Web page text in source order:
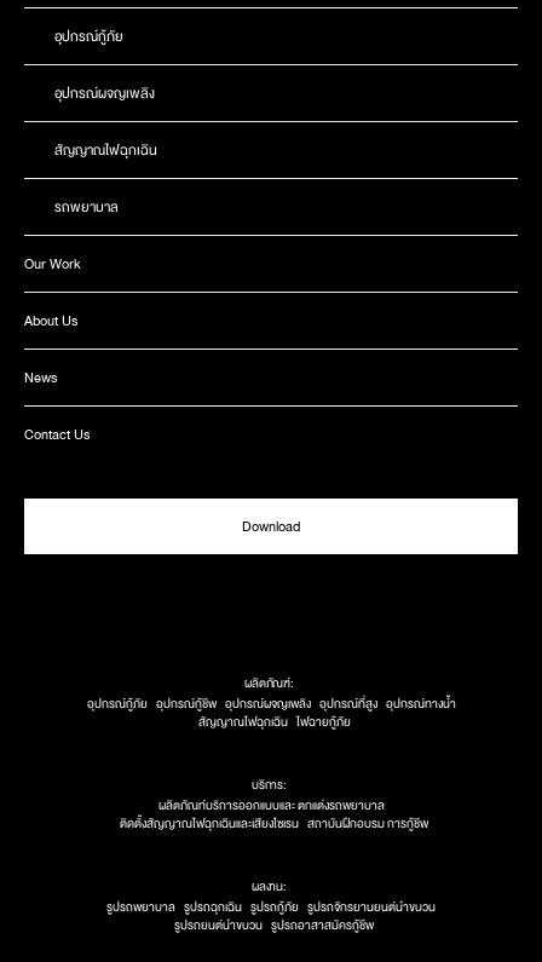
อุปกรณ์กู้ภัย
อุปกรณ์ผจญเพลิง
สัญญาณไฟฉุกเฉิน
รถพยาบาล
Our Work
About Us
News
Contact Us
Download
ผลิตภัณฑ์:
อุปกรณ์กู้ภัย อุปกรณ์กู้ชีพ อุปกรณ์ผจญเพลิง อุปกรณ์ที่สูง อุปกรณ์ทางน้ำ
สัญญาณไฟฉุกเฉิน ไฟฉายกู้ภัย
บริการ:
ผลิตภัณท์บริการออกแบบและ ตกแต่งรถพยาบาล
ติดตั้งสัญญาณไฟฉุกเฉินและเสียงไซเรน สถาบันฝึกอบรม การกู้ชีพ
ผลงาน:
รูปรถพยาบาล รูปรถฉุกเฉิน รูปรถกู้ภัย รูปรถจักรยานยนต์นำขบวน
รูปรถยนต์นำขบวน รูปรถอาสาสมัครกู้ชีพ